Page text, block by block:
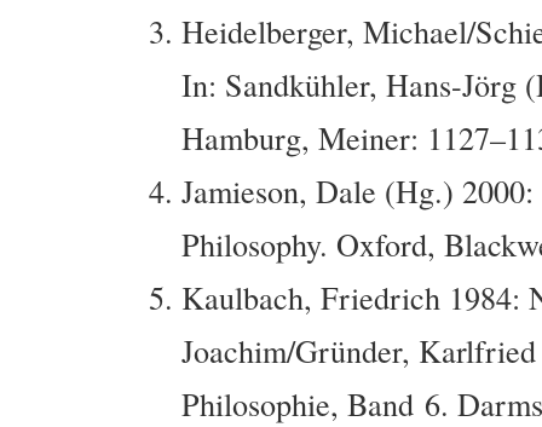
Heidelberger, Michael/
In: Sandkühler, Hans-Jörg
Hamburg, Meiner:
Jamieson, Dale (Hg.)
Philosophy. Oxford,
Kaulbach, Friedrich 1984:
Joachim/Gründer,
Philosophie, Band 6.